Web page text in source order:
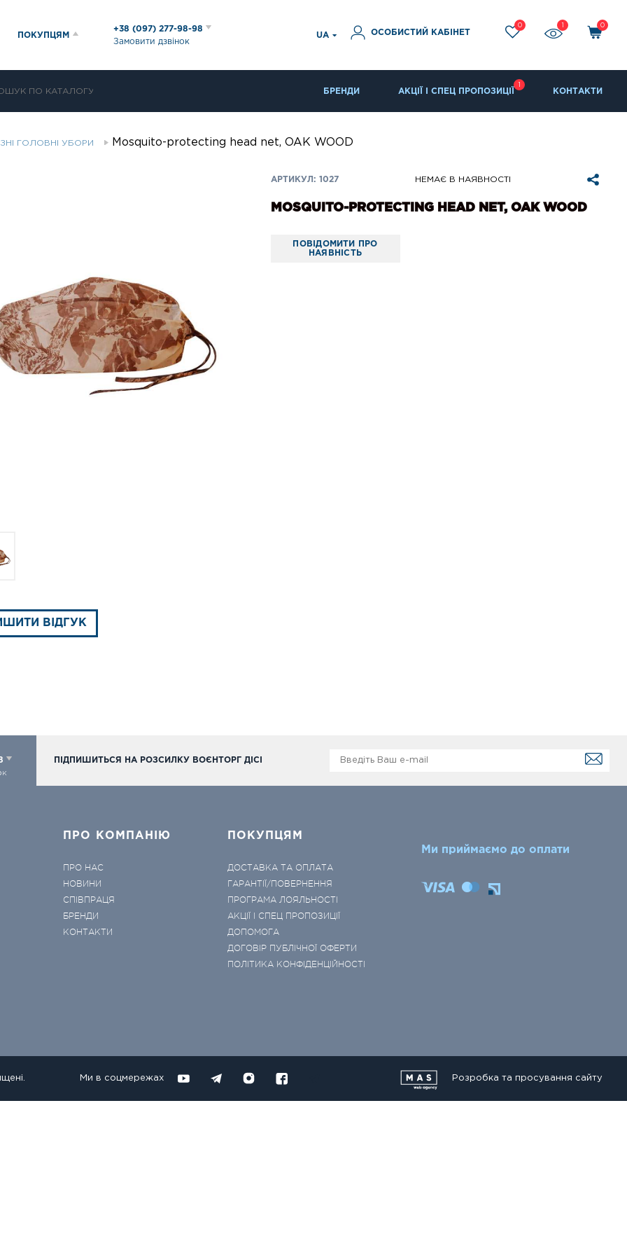
ПОКУПЦЯМ
+38 (097) 277-98-98
Замовити дзвінок
UA ОСОБИСТИЙ КАБІНЕТ
0 0
БРЕНДИ АКЦІЇ І СПЕЦ ПРОПОЗИЦІЇ КОНТАКТИ
ГОЛОВНІ УБОРИ Mosquito-protecting head net, OAK WOOD
АРТИКУЛ: 1027 НЕМАЄ В НАЯВНОСТІ
MOSQUITO-PROTECTING HEAD NET, OAK WOOD
ПОВІДОМИТИ ПРО
НАЯВНІСТЬ
ВІДГУК
ПІДПИШИТЬСЯ НА РОЗСИЛКУ ВОЄНТОРГ ДІСІ
ПРО КОМПАНІЮ
ПРО НАС
НОВИНИ
СПІВПРАЦЯ
БРЕНДИ
КОНТАКТИ
ПОКУПЦЯМ
ДОСТАВКА ТА ОПЛАТА
ГАРАНТІЇ/ПОВЕРНЕННЯ
ПРОГРАМА ЛОЯЛЬНОСТІ
АКЦІЇ І СПЕЦ ПРОПОЗИЦІЇ
ДОПОМОГА
ДОГОВІР ПУБЛІЧНОЇ ОФЕРТИ
ПОЛІТИКА КОНФІДЕНЦІЙНОСТІ
Ми приймаємо до оплати
Ми в соцмережах Розробка та просування сайту